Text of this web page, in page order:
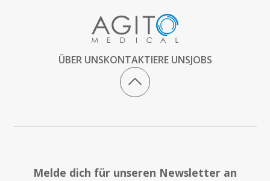
ÜBER UNSKONTAKTIERE UNSJOBS
Melde dich für unseren Newsletter an